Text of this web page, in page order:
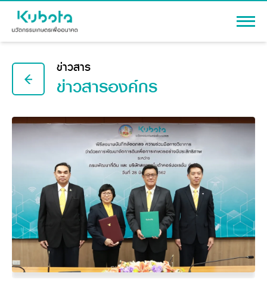
สินค้า
เครื่องจักรกลการเกษตร
อุปกรณ์ต่อพ่วงแทรกเตอร์
รถเกี่ยวนวดข้าว
รถดำนา
ชุดอุปกรณ์เสริมรถดำนา
เครื่องยนต์ดีเซล
รถไถ
สาระความรู้
ผู้แทนจำหน่าย
เครื่องจักรกลการเกษตร
เครื่องจักรกลการเกษตร
ศูนย์จำหน่ายกล้าแผ่นฯ
ข้อมูลองค์กร
รู้จักสยามคูโบต้า
ประวัติบริษัท
สมัครงาน
ข่าวสาร
ข่าวสารองค์กร